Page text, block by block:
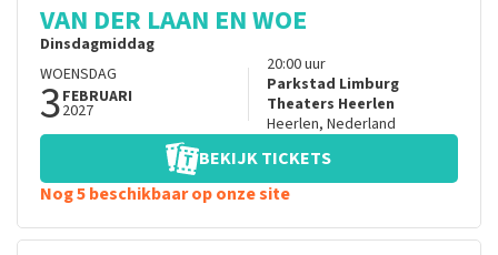
VAN DER LAAN EN WOE
Dinsdagmiddag
WOENSDAG
3FEBRUARI
2027
20:00uur
Parkstad Limburg
Theaters Heerlen
Heerlen, Nederland
BEKIJK TICKETS
Nog 5 beschikbaar op onze site